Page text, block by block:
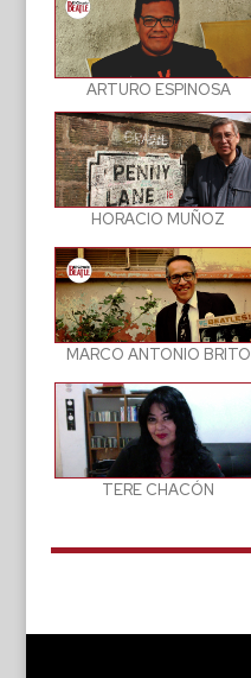
ARTURO ESPINOSA
HORACIO MUÑOZ
MARCO ANTONIO BRITO
TERE CHACÓN